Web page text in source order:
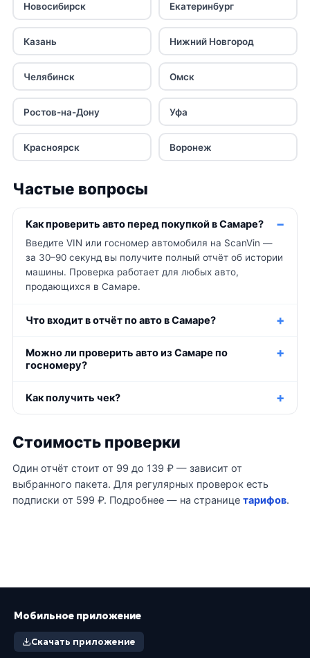
Новосибирск Екатеринбург
Казань Нижний Новгород
Челябинск Омск
Ростов-на-Дону Уфа
Красноярск Воронеж
Частые вопросы
Как проверить авто перед покупкой в Самаре?
Введите VIN или госномер автомобиля на ScanVin —
за 30–90 секунд вы получите полный отчёт об истории
машины. Проверка работает для любых авто,
продающихся в Самаре.
Что входит в отчёт по авто в Самаре?
Можно ли проверить авто из Самаре по
госномеру?
Как получить чек?
Стоимость проверки
Один отчёт стоит от 99 до 139 ₽ — зависит от
выбранного пакета. Для регулярных проверок есть
подписки от 599 ₽. Подробнее — на странице тарифов.
Мобильное приложение
Скачать приложение